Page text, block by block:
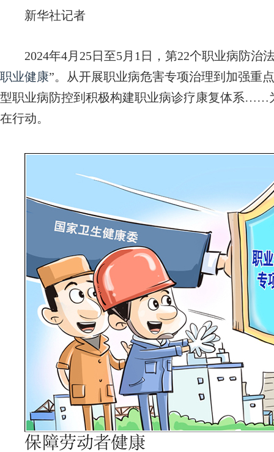
新华社记者
2024年4月25日至5月1日，第22个职业病防治
职业健康”。从开展职业病危害专项治理到加强重
型职业病防控到积极构建职业病诊疗康复体系……
在行动。